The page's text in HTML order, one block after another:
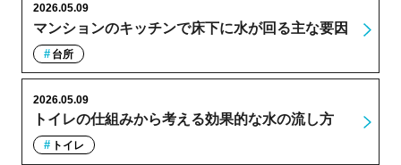
マンションのキッチンで床下に水が回る主な要因
2026.05.09
台所
トイレの仕組みから考える効果的な水の流し方
2026.05.09
トイレ